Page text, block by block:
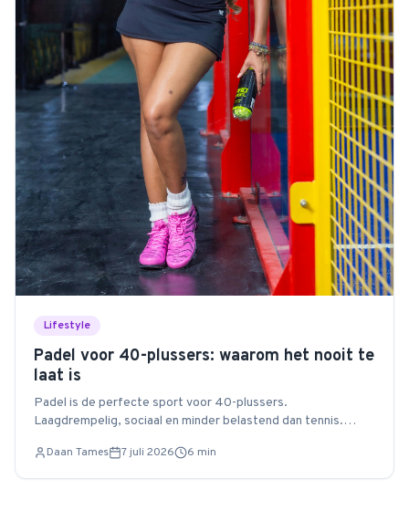
Lifestyle
Padel voor 40-plussers: waarom het nooit te
laat is
Padel is de perfecte sport voor 40-plussers.
Laagdrempelig, sociaal en minder belastend dan tennis.
Daan Tames 7 juli 2026 6 min